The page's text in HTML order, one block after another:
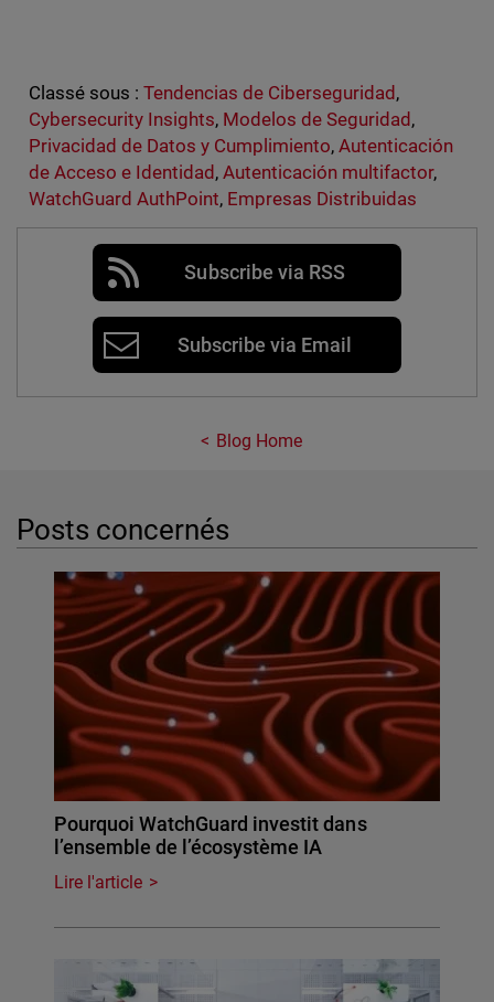
Classé sous : Tendencias de Ciberseguridad ,
Cybersecurity Insights, Modelos de Seguridad ,
Privacidad de Datos y Cumplimiento,Autenticación
de Acceso e Identidad , Autenticación multifactor,
WatchGuard AuthPoint, Empresas Distribuidas
Subscribe via RSS
Subscribe via Email
Blog Home
Posts concernés
Pourquoi WatchGuard investit dans
l’ensemble de l’écosystème IA
Lire l'article